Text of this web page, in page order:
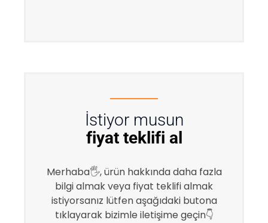
İstiyor musun
fiyat teklifi al
Merhaba🖐, ürün hakkında daha fazla
bilgi almak veya fiyat teklifi almak
istiyorsanız lütfen aşağıdaki butona
tıklayarak bizimle iletişime geçin👇